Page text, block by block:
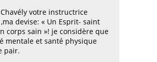
Chavély votre instructrice
devise: « Un Esprit- saint
corps sain »! je considère que
mentale et santé physique
pair.